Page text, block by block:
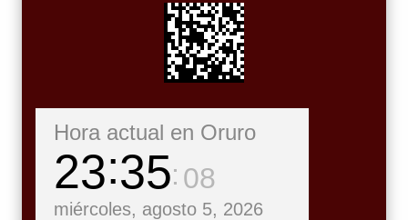
Hora actual en Oruro
23 35 09
miércoles, agosto 5, 2026